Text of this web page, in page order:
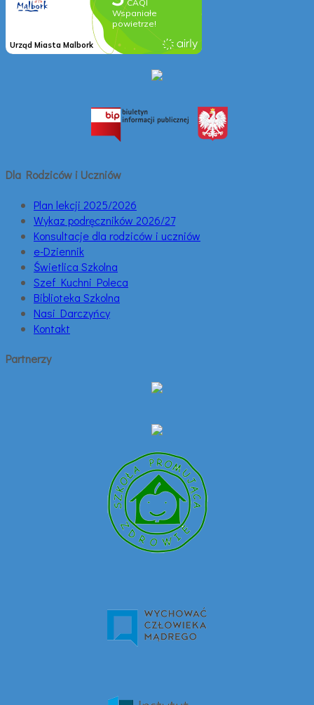
Dla Rodziców i Uczniów
Plan lekcji 2025/2026
Wykaz podręczników 2026/27
Konsultacje dla rodziców i uczniów
e-Dziennik
Świetlica Szkolna
Szef Kuchni Poleca
Biblioteka Szkolna
Nasi Darczyńcy
Kontakt
Partnerzy